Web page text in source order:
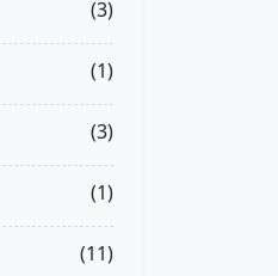
(3)
(1)
(3)
(1)
(11)